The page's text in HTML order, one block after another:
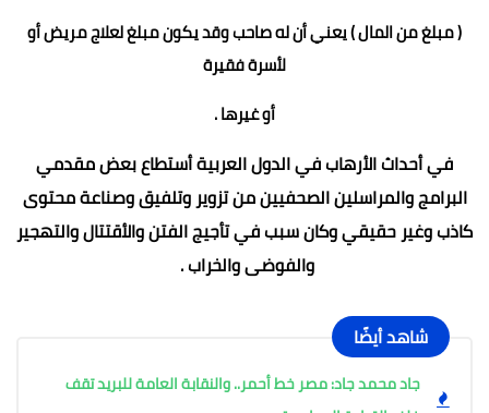
( مبلغ من المال ) يعني أن له صاحب وقد يكون مبلغ لعلاج مريض أو
لأسرة فقيرة
أو غيرها .
في أحداث الأرهاب في الدول العربية أستطاع بعض مقدمي
البرامج والمراسلين الصحفيين من تزوير وتلفيق وصناعة محتوى
كاذب وغير حقيقي وكان سبب في تأجيج الفتن والأقتتال والتهجير
والفوضى والخراب .
شاهد أيضًا
جاد محمد جاد: مصر خط أحمر.. والنقابة العامة للبريد تقف